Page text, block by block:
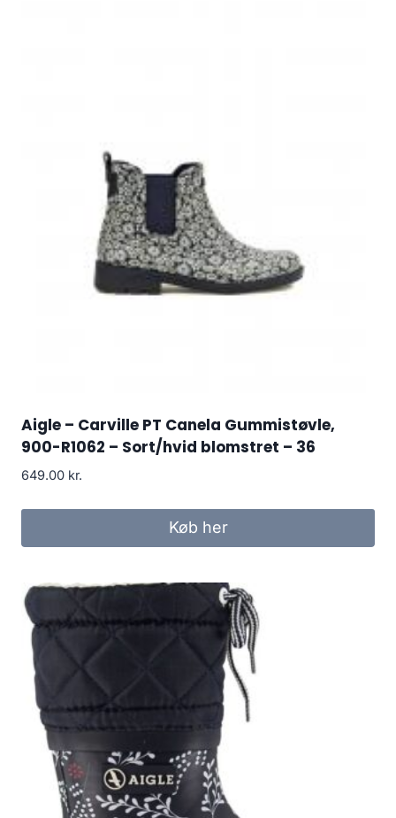
Aigle – Carville PT Canela Gummistøvle,
900-R1062 – Sort/hvid blomstret – 36
649.00 kr.
Køb her